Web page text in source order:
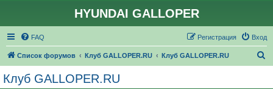
HYUNDAI GALLOPER
FAQ Вход
Регистрация
Список форумов Клуб GALLOPER.RU Клуб GALLOPER.RU
Клуб GALLOPER.RU